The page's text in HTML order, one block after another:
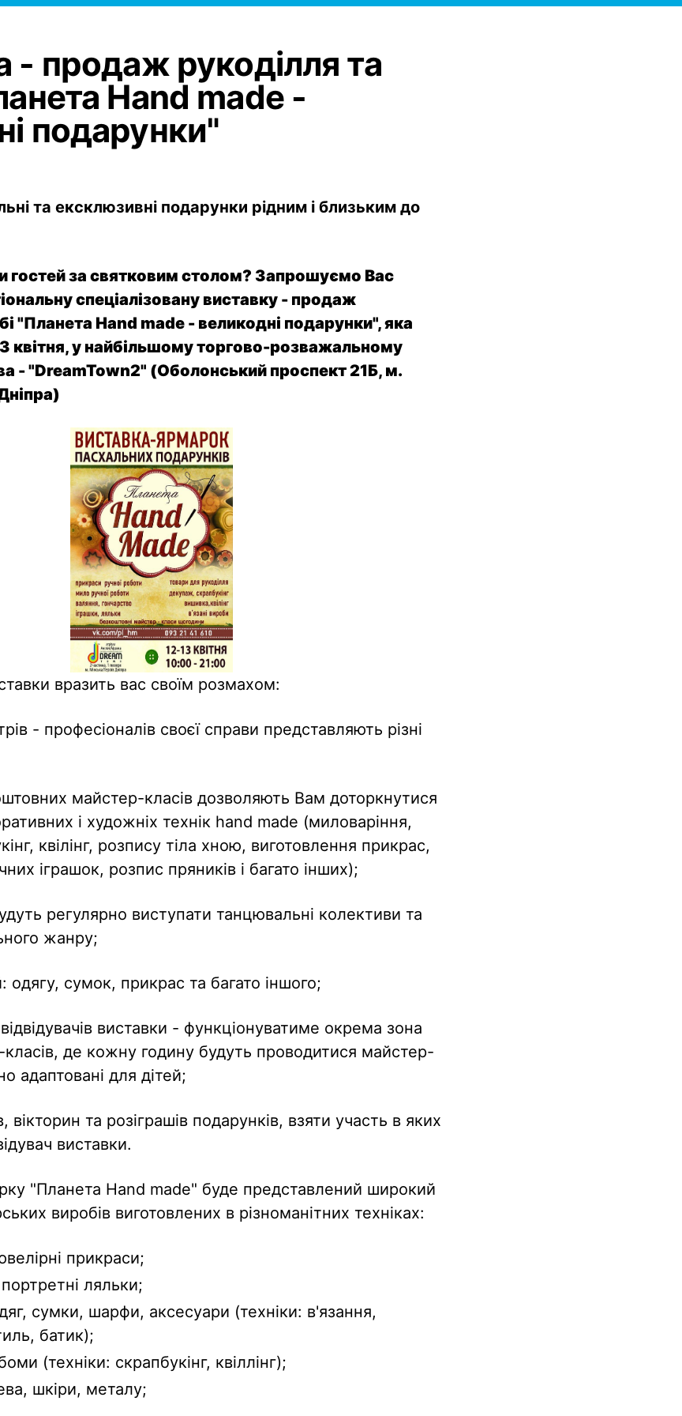
- продаж рукоділля та
Hand made -
подарунки"
та ексклюзивні подарунки рідним і близьким до
гостей за святковим столом? Запрошуємо Вас
спеціалізовану виставку - продаж
"Планета Hand made - великодні подарунки", яка
квітня, у найбільшому торгово-розважальному
- "DreamTown2" (Оболонський проспект 21Б, м.
вразить вас своїм розмахом:
- професіоналів своєї справи представляють різні
майстер-класів дозволяють Вам доторкнутися
і художніх технік hand made (миловаріння,
квілінг, розпису тіла хною, виготовлення прикрас,
іграшок, розпис пряників і багато інших);
регулярно виступати танцювальні колективи та
жанру;
одягу, сумок, прикрас та багато іншого;
виставки - функціонуватиме окрема зона
де кожну годину будуть проводитися майстер-
адаптовані для дітей;
вікторин та розіграшів подарунків, взяти участь в яких
виставки.
"Планета Hand made" буде представлений широкий
виробів виготовлених в різноманітних техніках:
прикраси;
портретні ляльки;
сумки, шарфи, аксесуари (техніки: в'язання,
батик);
(техніки: скрапбукінг, квіллінг);
шкіри, металу;